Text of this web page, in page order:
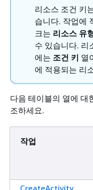
리소스 조건 키
습니다. 작업에
크는 리소스 유
수 있습니다. 리
에는 조건 키 열
에 적용되는 리
다음 테이블의 열에 대
조하세요.
작업
CreateActivity